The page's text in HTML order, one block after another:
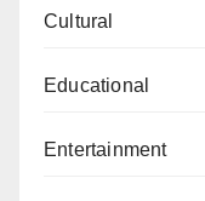
Cultural
Educational
Entertainment